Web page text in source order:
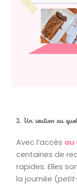
2. Un soutien au
Avec l’accès au
centaines de
rapides. Elles
la journée (